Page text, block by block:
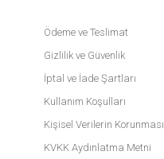
Ödeme ve Teslimat
Gizlilik ve Güvenlik
İptal ve İade Şartları
Kullanım Koşulları
Kişisel Verilerin Korunması
KVKK Aydınlatma Metni